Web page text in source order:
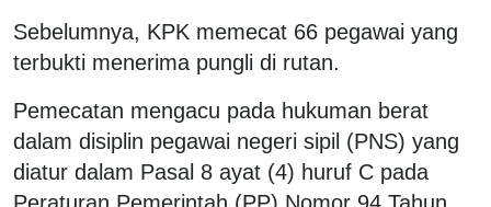
Sebelumnya, KPK memecat 66 pegawai yang
terbukti menerima pungli di rutan.
Pemecatan mengacu pada hukuman berat
dalam disiplin pegawai negeri sipil (PNS) yang
diatur dalam Pasal 8 ayat (4) huruf C pada